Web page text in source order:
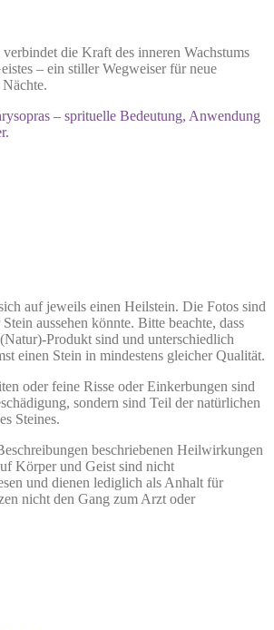
die Kraft des inneren Wachstums
– ein stiller Wegweiser für neue
– sprituelle Bedeutung, Anwendung
auf jeweils einen Heilstein. Die Fotos sind
aussehen könnte. Bitte beachte, dass
Produkt sind und unterschiedlich
einen Stein in mindestens gleicher Qualität.
oder feine Risse oder Einkerbungen sind
sondern sind Teil der natürlichen
Steines.
beschriebenen Heilwirkungen
Körper und Geist sind nicht
und dienen lediglich als Anhalt für
nicht den Gang zum Arzt oder